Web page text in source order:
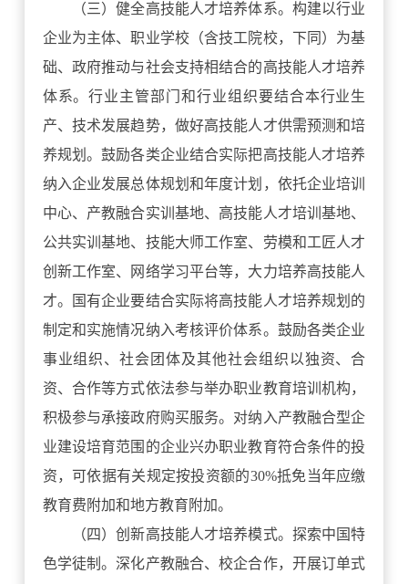
（三）健全高技能人才培养体系。构建以行业
企业为主体、职业学校（含技工院校，下同）为基
础、政府推动与社会支持相结合的高技能人才培养
体系。行业主管部门和行业组织要结合本行业生
产、技术发展趋势，做好高技能人才供需预测和培
养规划。鼓励各类企业结合实际把高技能人才培养
纳入企业发展总体规划和年度计划，依托企业培训
中心、产教融合实训基地、高技能人才培训基地、
公共实训基地、技能大师工作室、劳模和工匠人才
创新工作室、网络学习平台等，大力培养高技能人
才。国有企业要结合实际将高技能人才培养规划的
制定和实施情况纳入考核评价体系。鼓励各类企业
事业组织、社会团体及其他社会组织以独资、合
资、合作等方式依法参与举办职业教育培训机构，
积极参与承接政府购买服务。对纳入产教融合型企
业建设培育范围的企业兴办职业教育符合条件的投
资，可依据有关规定按投资额的30%抵免当年应缴
教育费附加和地方教育附加。
（四）创新高技能人才培养模式。探索中国特
色学徒制。深化产教融合、校企合作，开展订单式